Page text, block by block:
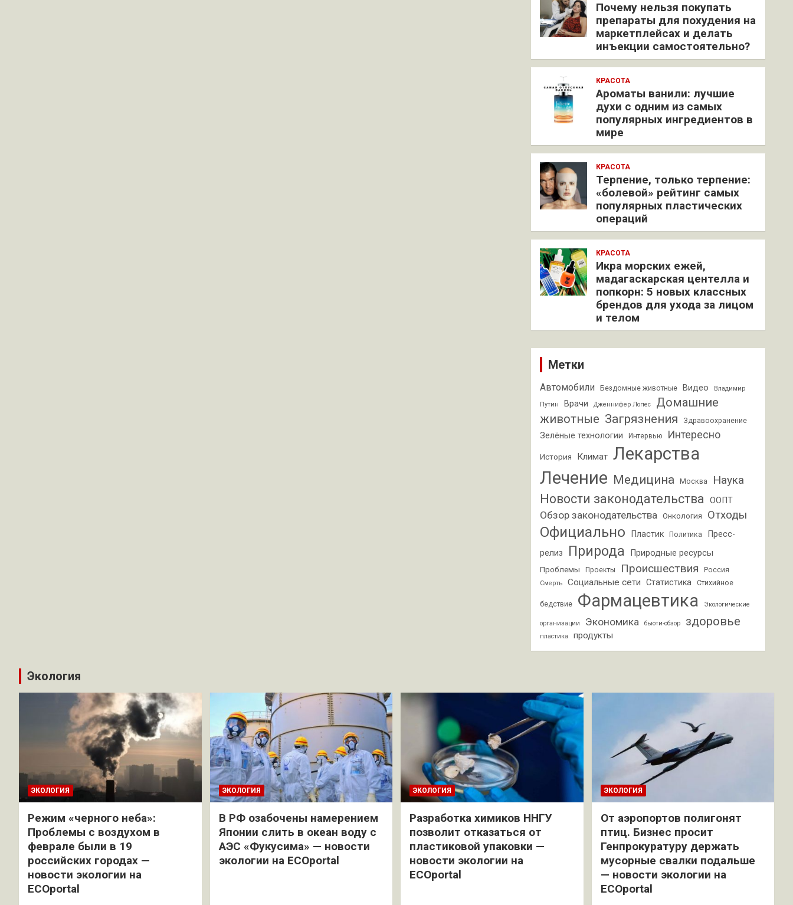
Почему нельзя покупать
препараты для похудения на
маркетплейсах и делать
инъекции самостоятельно?
КРАСОТА
Ароматы ванили: лучшие
духи с одним из самых
популярных ингредиентов в
мире
КРАСОТА
Терпение, только терпение:
«болевой» рейтинг самых
популярных пластических
операций
КРАСОТА
Икра морских ежей,
мадагаскарская центелла и
попкорн: 5 новых классных
брендов для ухода за лицом
и телом
Метки
Автомобили Бездомные животные Видео Владимир
Путин Врачи Дженнифер Лопес
Домашние
животные Загрязнения Здравоохранение
Зелёные технологии Интервью Интересно
История Климат Лекарства
Лечение Медицина Москва Наука
Новости законодательства ООПТ
Обзор законодательства Онкология Отходы
Официально Пластик Политика
Пресс-
релиз
Природа Природные ресурсы
Проблемы Проекты Происшествия Россия
Смерть Социальные сети Статистика Стихийное
бедствие Фармацевтика Экологические
организации Экономика бьюти-обзор здоровье
пластика продукты
Экология
ЭКОЛОГИЯ
Режим «черного неба»:
Проблемы с воздухом в
феврале были в 19
российских городах —
новости экологии на
ECOportal
ЭКОЛОГИЯ
В РФ озабочены намерением
Японии слить в океан воду с
АЭС «Фукусима» — новости
экологии на ECOportal
ЭКОЛОГИЯ
Разработка химиков ННГУ
позволит отказаться от
пластиковой упаковки —
новости экологии на
ECOportal
ЭКОЛОГИЯ
От аэропортов полигонят
птиц. Бизнес просит
Генпрокуратуру держать
мусорные свалки подальше
— новости экологии на
ECOportal